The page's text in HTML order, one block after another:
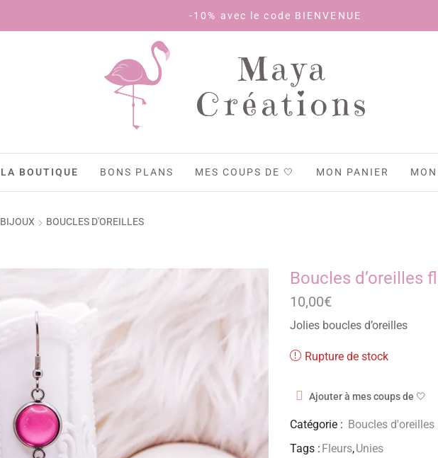
-10% avec le code BIENVENUE
Maya
Créations
LA BOUTIQUE BONS PLANS MES COUPS DE 🤍 MON PANIER
BIJOUX BOUCLES D'OREILLES
Boucles d’oreilles
10,00€
Jolies boucles d’oreilles
Rupture de stock
Ajouter à mes coups de 🤍
Catégorie : Boucles d'oreilles
Tags : Fleurs,Unies